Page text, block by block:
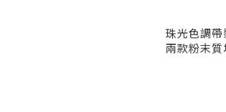
珠光色調
兩款粉末